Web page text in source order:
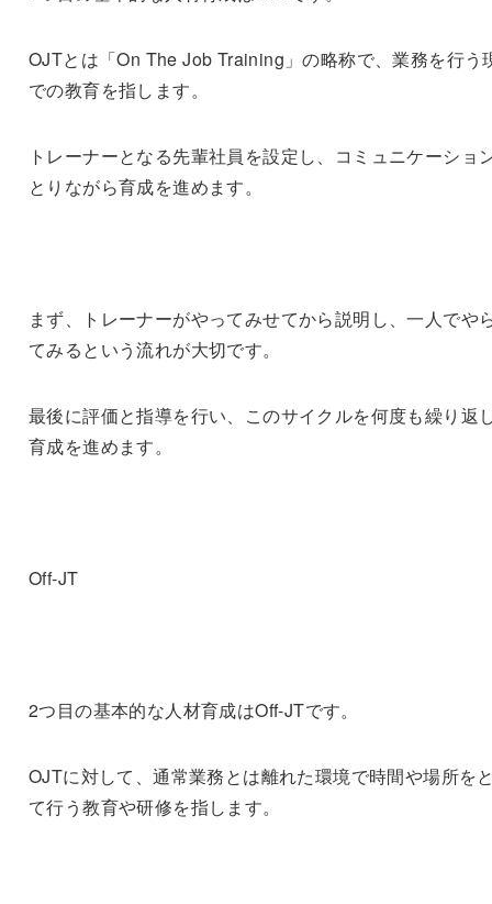
OJTとは「On The Job Training」の略称で、業務を行う
での教育を指します。
トレーナーとなる先輩社員を設定し、コミュニケーショ
とりながら育成を進めます。
まず、トレーナーがやってみせてから説明し、一人でや
てみるという流れが大切です。
最後に評価と指導を行い、このサイクルを何度も繰り返
育成を進めます。
Off-JT
2つ目の基本的な人材育成はOff-JTです。
OJTに対して、通常業務とは離れた環境で時間や場所を
て行う教育や研修を指します。